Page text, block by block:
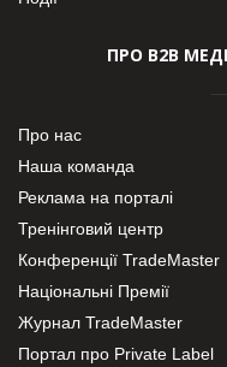
ПРО В2В
Про нас
Наша команда
Реклама на порталі
Тренінговий центр
Конференції TradeMaster
Національні Премії
Журнал TradeMaster
Портал про Private Label